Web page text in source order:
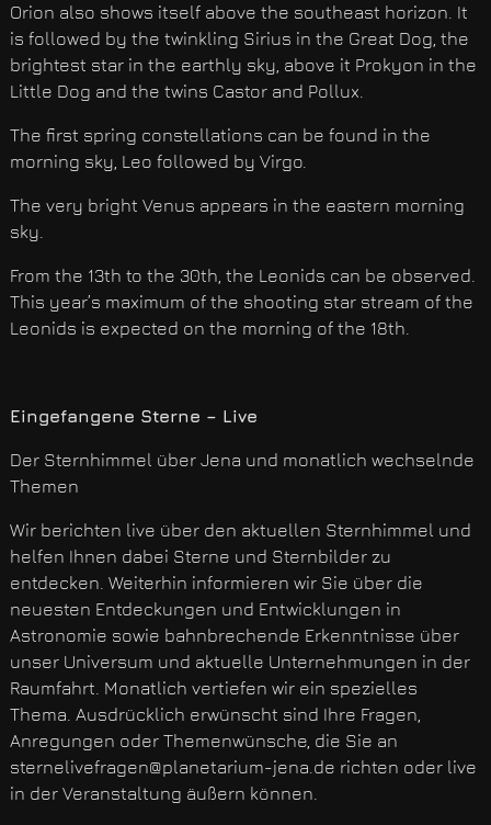
Orion also shows itself above the southeast horizon. It
is followed by the twinkling Sirius in the Great Dog, the
brightest star in the earthly sky, above it Prokyon in the
Little Dog and the twins Castor and Pollux.
The first spring constellations can be found in the
morning sky, Leo followed by Virgo.
The very bright Venus appears in the eastern morning
sky.
From the 13th to the 30th, the Leonids can be observed.
This year’s maximum of the shooting star stream of the
Leonids is expected on the morning of the 18th.
Eingefangene Sterne – Live
Der Sternhimmel über Jena und monatlich wechselnde
Themen
Wir berichten live über den aktuellen Sternhimmel und
helfen Ihnen dabei Sterne und Sternbilder zu
entdecken. Weiterhin informieren wir Sie über die
neuesten Entdeckungen und Entwicklungen in
Astronomie sowie bahnbrechende Erkenntnisse über
unser Universum und aktuelle Unternehmungen in der
Raumfahrt. Monatlich vertiefen wir ein spezielles
Thema. Ausdrücklich erwünscht sind Ihre Fragen,
Anregungen oder Themenwünsche, die Sie an
sternelivefragen@planetarium-jena.de richten oder live
in der Veranstaltung äußern können.